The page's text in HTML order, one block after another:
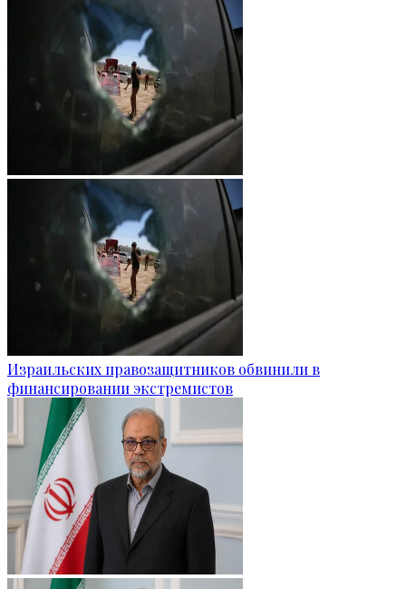
Израильских правозащитников обвинили в
финансировании экстремистов